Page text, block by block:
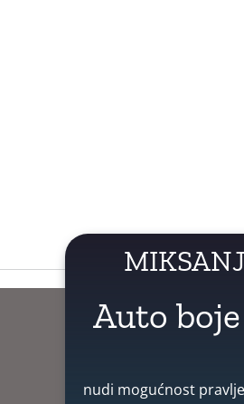
Auto
nudi mogućnost